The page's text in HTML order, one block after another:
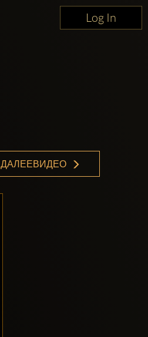
Log In
ДАЛЕЕВИДЕО